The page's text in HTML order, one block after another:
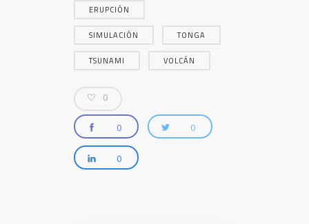
ERUPCIÓN
SIMULACIÓN TONGA
TSUNAMI VOLCÁN
0
0 0
0